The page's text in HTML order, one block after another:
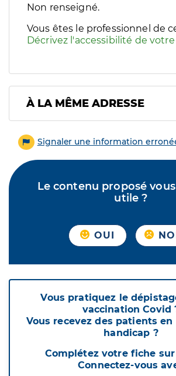
Filtres
Sélectionnez un ou plusieurs
Non renseigné.
Vous êtes le professionnel de
Décrivez l'accessibilité de
À LA MÊME ADRESSE
Signaler une information
Le contenu proposé
utile ?
OUI
Vous pratiquez le
vaccination Covid
Vous recevez des patients
handicap ?
Complétez votre fiche
Connectez-vous